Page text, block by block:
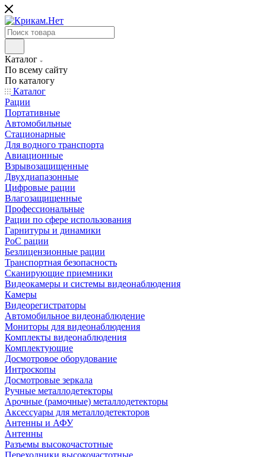
Каталог
По всему сайту
По каталогу
Каталог
Рации
Портативные
Автомобильные
Стационарные
Для водного транспорта
Авиационные
Взрывозащищенные
Двухдиапазонные
Цифровые рации
Влагозащищенные
Профессиональные
Рации по сфере использования
Гарнитуры и динамики
PoC рации
Безлицензионные рации
Транспортная безопасность
Сканирующие приемники
Видеокамеры и системы видеонаблюдения
Камеры
Видеорегистраторы
Автомобильное видеонаблюдение
Мониторы для видеонаблюдения
Комплекты видеонаблюдения
Комплектующие
Досмотровое оборудование
Интроскопы
Досмотровые зеркала
Ручные металлодетекторы
Арочные (рамочные) металлодетекторы
Аксессуары для металлодетекторов
Антенны и АФУ
Антенны
Разъемы высокочастотные
Переходники высокочастотные